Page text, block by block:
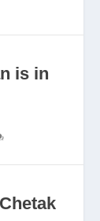
is in